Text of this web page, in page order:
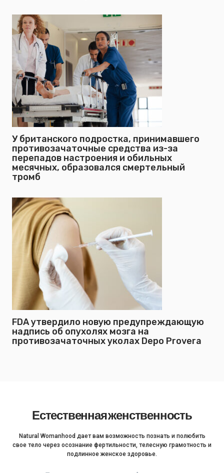
У британского подростка, принимавшего
противозачаточные средства из-за
перепадов настроения и обильных
месячных, образовался смертельный
тромб
FDA утвердило новую предупреждающую
надпись об опухолях мозга на
противозачаточных уколах Depo Provera
Естественная женственность
Natural Womanhood дает вам возможность познать и полюбить
свое тело через осознание фертильности, телесную грамотность и
подлинное женское здоровье.